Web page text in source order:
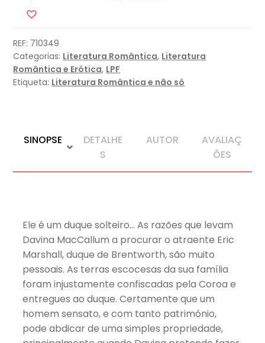
Duque
REF: 710349
Categorias: Literatura Romântica, Literatura
Romântica e Erótica, LPF
Etiqueta: Literatura Romântica e não só
SINOPSE
DETALHE
S
AUTOR
AVALIAÇ
ÕES
Ele é um duque solteiro… As razões que levam
Davina MacCallum a procurar o atraente Eric
Marshall, duque de Brentworth, são muito
pessoais. As terras escocesas da sua família
foram injustamente confiscadas pela Coroa e
entregues ao duque. Certamente que um
homem sensato, e com tanto património,
pode abdicar de uma simples propriedade,